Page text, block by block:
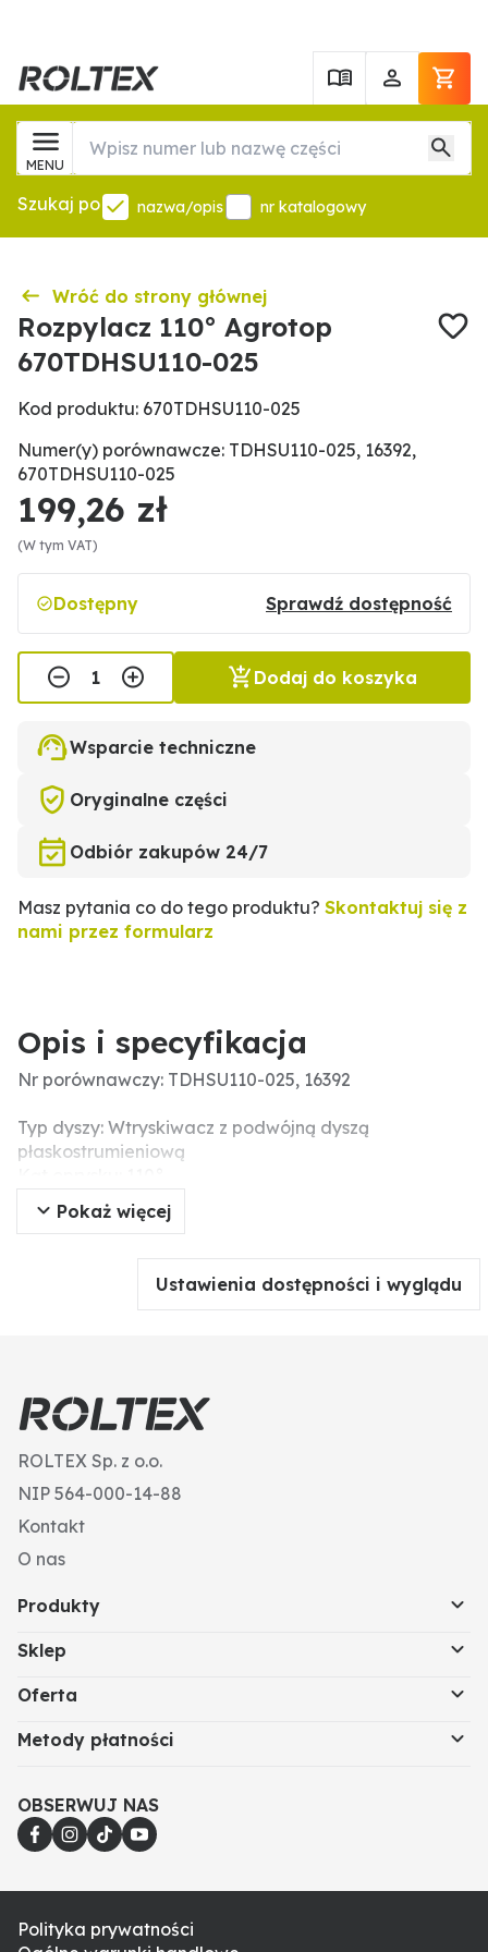
MENU
Szukaj po nazwa/opis nr katalogowy
Wróć do strony głównej
Rozpylacz 110° Agrotop
670TDHSU110-025
Kod produktu: 670TDHSU110-025
Numer(y) porównawcze: TDHSU110-025, 16392,
670TDHSU110-025
199,26 zł
(W tym VAT)
Dostępny Sprawdź dostępność
Dodaj do koszyka
Wsparcie techniczne
Oryginalne części
Odbiór zakupów 24/7
Masz pytania co do tego produktu? Skontaktuj się z
nami przez formularz
Opis i specyfikacja
Nr porównawczy: TDHSU110-025, 16392
Typ dyszy: Wtryskiwacz z podwójną dyszą
płaskostrumieniową
Obudowa - materiał: Plastik
Zalecany filtr (liczba oczek): 50
Dodatkowe informacje: Pasujące kryzy można
znaleźć na stronie XXX.
Pokaż więcej
Ustawienia dostępności i wyglądu
ROLTEX Sp. z o.o.
NIP 564-000-14-88
Kontakt
O nas
Produkty
Sklep
Oferta
Metody płatności
OBSERWUJ NAS
Polityka prywatności